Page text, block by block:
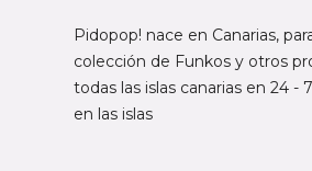
Pidopop! nace en Canarias,
colección de Funkos y otros
todas las islas canarias en 24 -
en las islas